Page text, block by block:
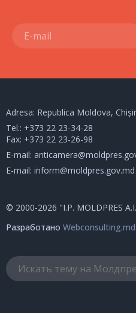
Adresa: Republica Moldova,
Tel.: +373 22 23-34-28
Fax: +373 22 23-26-98
E-mail:
E-mail: inform@moldpres.gov.md
© 2000-2026 "I.P. MOLDPRES
Разработано Webconsulting.md